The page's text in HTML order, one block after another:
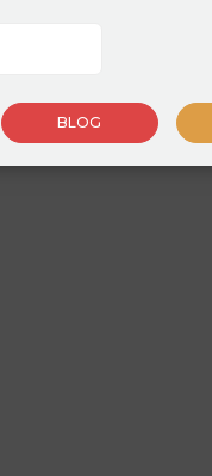
BLOG